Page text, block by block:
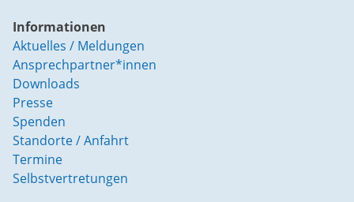
Informationen
Aktuelles / Meldungen
Ansprechpartner*innen
Downloads
Presse
Spenden
Standorte / Anfahrt
Termine
Selbstvertretungen